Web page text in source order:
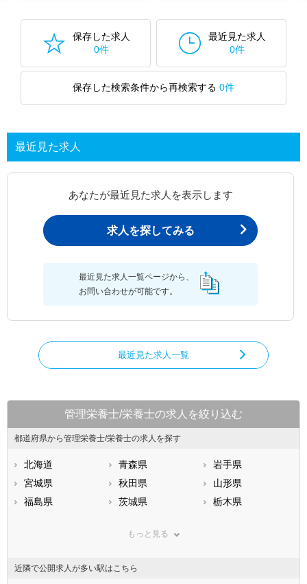
保存した求人
0件
最近見た求人
0件
保存した検索条件から再検索する 0件
最近見た求人
あなたが最近見た求人を表示します
求人を探してみる
最近見た求人一覧ページから、
お問い合わせが可能です。
最近見た求人一覧
管理栄養士/栄養士の求人を絞り込む
都道府県から管理栄養士/栄養士の求人を探す
北海道 青森県
岩手県
宮城県
秋田県
山形県
福島県
茨城県
栃木県
神奈川県
石川県
福井県
もっと見る
近隣で公開求人が多い駅はこちら